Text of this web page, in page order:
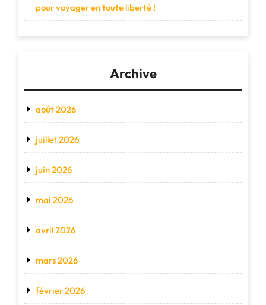
pour voyager en toute liberté !
Archive
août 2026
juillet 2026
juin 2026
mai 2026
avril 2026
mars 2026
février 2026